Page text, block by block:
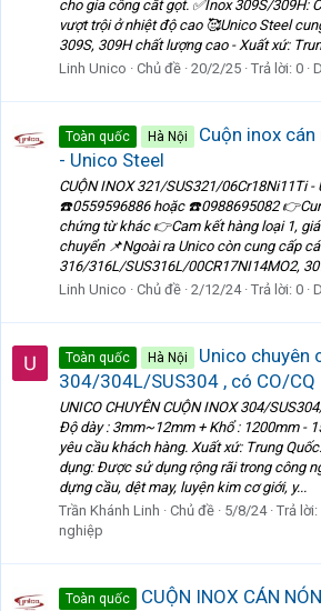
cho gia công cắt gọt. ✅Inox 309S/309H:
vượt trội ở nhiệt độ cao 🥰Unico Steel
309S, 309H chất lượng cao - Xuất xứ:
Linh Unico
Chủ đề 20/2/25 Trả lời: 0
Toàn quốc Hà Nội
Cuộn inox
- Unico Steel
CUỘN INOX 321/SUS321/06Cr18Ni11Ti
☎️0559596886 hoặc ☎️0988695082
chứng từ khác 👉Cam kết hàng loại 1,
chuyển 📌Ngoài ra Unico còn cung cấp
316/316L/SUS316L/00CR17NI14MO2,
Linh Unico
Chủ đề 2/12/24 Trả lời: 0
Toàn quốc Hà Nội
Unico chuyên
304/304L/SUS304 , có CO/CQ
UNICO CHUYÊN CUỘN INOX 304/
Độ dày : 3mm~12mm + Khổ : 1200mm -
yêu cầu khách hàng. Xuất xứ: Trung
dụng: Được sử dụng rộng rãi trong công
dựng cầu, dệt may, luyện kim cơ giới, y...
Trần Khánh Linh
Chủ đề 5/8/24 Trả lời:
nghiệp
Toàn quốc CUỘN INOX CÁN